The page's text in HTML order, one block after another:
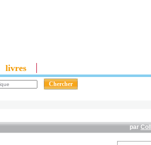
livres
par